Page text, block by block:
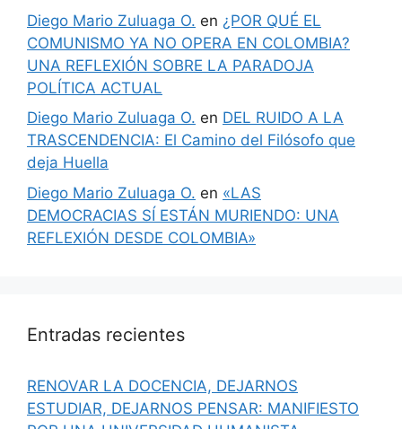
Diego Mario Zuluaga O. en ¿POR QUÉ EL
COMUNISMO YA NO OPERA EN COLOMBIA?
UNA REFLEXIÓN SOBRE LA PARADOJA
POLÍTICA ACTUAL
Diego Mario Zuluaga O. en DEL RUIDO A LA
TRASCENDENCIA: El Camino del Filósofo que
deja Huella
Diego Mario Zuluaga O. en «LAS
DEMOCRACIAS SÍ ESTÁN MURIENDO: UNA
REFLEXIÓN DESDE COLOMBIA»
Entradas recientes
RENOVAR LA DOCENCIA, DEJARNOS
ESTUDIAR, DEJARNOS PENSAR: MANIFIESTO